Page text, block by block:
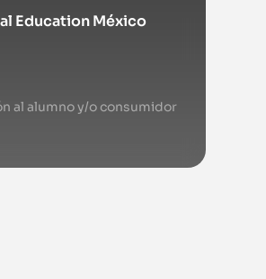
Education México
al alumno y/o consumidor